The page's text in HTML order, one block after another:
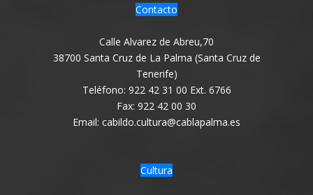
Contacto
Calle Alvarez de Abreu,70
38700 Santa Cruz de La Palma (Santa Cruz de
Tenerife)
Teléfono: 922 42 31 00 Ext. 6766
Fax: 922 42 00 30
Email: cabildo.cultura@cablapalma.es
Cultura